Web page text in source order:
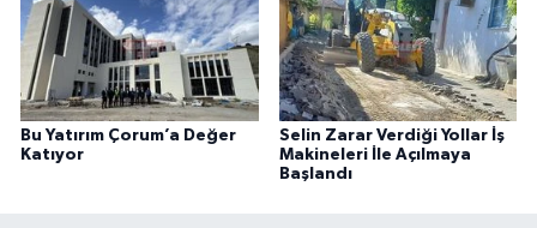
Bu Yatırım Çorum’a Değer
Katıyor
Selin Zarar Verdiği Yollar İş
Makineleri İle Açılmaya
Başlandı